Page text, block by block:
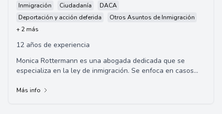
Inmigración Ciudadanía
DACA
Deportación y acción deferida
Otros Asuntos de Inmigración
+ 2 más
12 años de experiencia
Monica Rottermann es una abogada dedicada que se
especializa en la ley de inmigración. Se enfoca en casos
Más info